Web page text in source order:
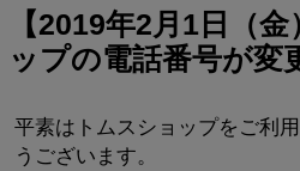
【2019年2月1日（
ップの電話番号が変
平素はトムスショップをご利
うございます。